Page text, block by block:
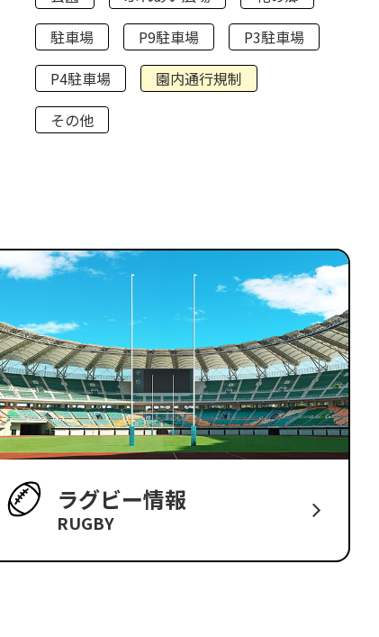
駐車場
P9駐車場
P3駐車場
P4駐車場
園内通行規制
その他
ラグビー情報
RUGBY